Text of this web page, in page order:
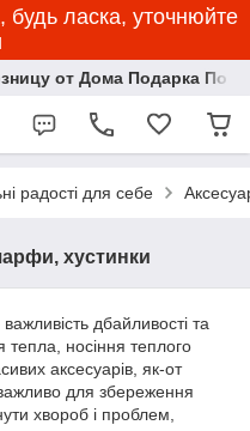
будь ласка, уточнюйте
от Дома Подарка
радості для себе
хустинки
дбайливості та
тепла, носіння теплого
аксесуарів, як-от
для збереження
хвороб і проблем,